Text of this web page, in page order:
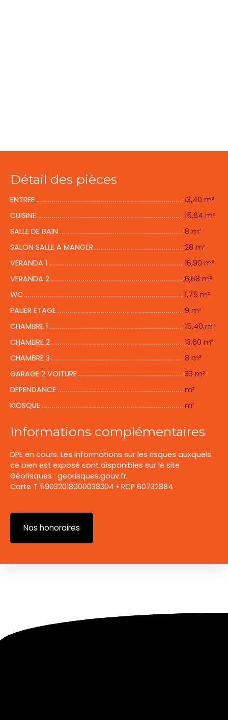
Détail des pièces
ENTREE
13,40 m²
CUISINE
15,64 m²
SALLE DE BAIN
8 m²
SALON SALLE A MANGER
28 m²
VERANDA 1
16,90 m²
VERANDA 2
6,68 m²
WC
1,75 m²
PALIER ETAGE
9 m²
CHAMBRE 1
15,40 m²
CHAMBRE 2
13,60 m²
CHAMBRE 3
8 m²
GARAGE 2 VOITURE
33 m²
DEPENDANCE
m²
KIOSQUE
m²
Informations complémentaires
DPE en cours. Les informations sur les risques auxquels
ce bien est exposé sont disponibles sur le site
Géorisques : georisques.gouv.fr.
Carte T 59032018000038304 • RCP 60732884
Nos honoraires